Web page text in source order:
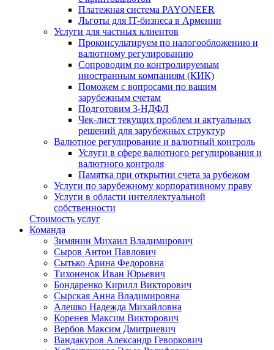
Платежная система PAYONEER
Льготы для IT-бизнеса в Армении
Услуги для частных клиентов
Проконсультируем по налогообложению и
валютному регулированию
Сопроводим по контролируемым
иностранным компаниям (КИК)
Поможем с вопросами по вашим
зарубежным счетам
Подготовим 3-НДФЛ
Чек-лист текущих проблем и актуальных
решений для зарубежных структур
Валютное регулирование и валютный контроль
Услуги в сфере валютного регулирования и
валютного контроля
Памятка при открытии счета за рубежом
Услуги по зарубежному корпоративному праву
Услуги в области интеллектуальной
собственности
Стоимость услуг
Команда
Зимянин Михаил Владимирович
Сыров Антон Павлович
Сытько Арина Федоровна
Тихоненок Иван Юрьевич
Бондаренко Кирилл Викторович
Сырская Анна Владимировна
Алешко Надежда Михайловна
Коренев Максим Викторович
Вербов Максим Дмитриевич
Вандакуров Александр Геворкович